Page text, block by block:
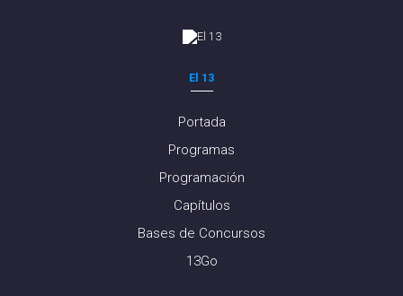
El 13
Portada
Programas
Programación
Capítulos
Bases de Concursos
13Go